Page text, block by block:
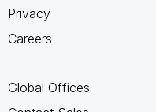
Privacy
Careers
Global Offices